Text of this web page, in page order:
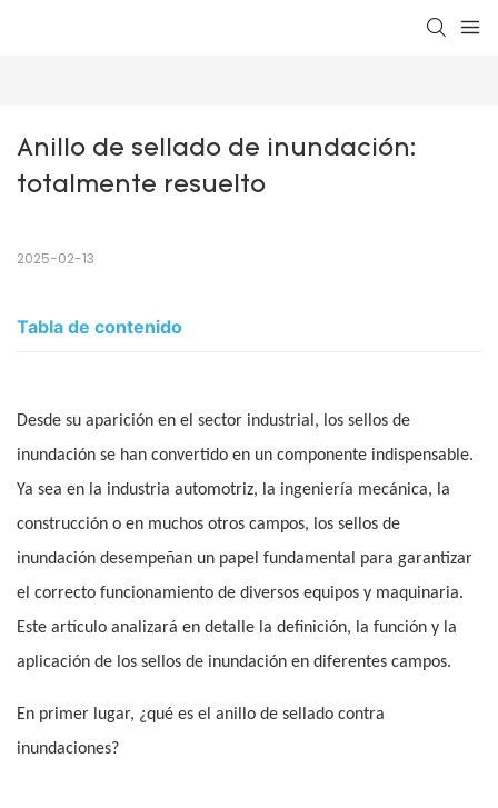
Anillo de sellado de inundación:
totalmente resuelto
2025-02-13
Tabla de contenido
Desde su aparición en el sector industrial, los sellos de
inundación se han convertido en un componente indispensable.
Ya sea en la industria automotriz, la ingeniería mecánica, la
construcción o en muchos otros campos, los sellos de
inundación desempeñan un papel fundamental para garantizar
el correcto funcionamiento de diversos equipos y maquinaria.
Este artículo analizará en detalle la definición, la función y la
aplicación de los sellos de inundación en diferentes campos.
En primer lugar, ¿qué es el anillo de sellado contra
inundaciones?